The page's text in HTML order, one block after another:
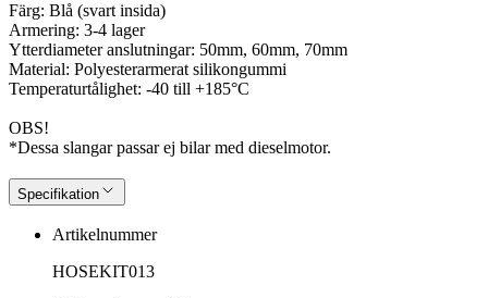
Färg: Blå (svart insida)
Armering: 3-4 lager
Ytterdiameter anslutningar: 50mm, 60mm, 70mm
Material: Polyesterarmerat silikongummi
Temperaturtålighet: -40 till +185°C
OBS!
*Dessa slangar passar ej bilar med dieselmotor.
Specifikation
Artikelnummer
HOSEKIT013